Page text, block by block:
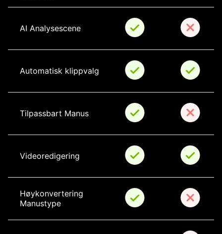
AI Analysescene
Automatisk klippvalg
Tilpassbart Manus
Videoredigering
Høykonvertering
Manustype